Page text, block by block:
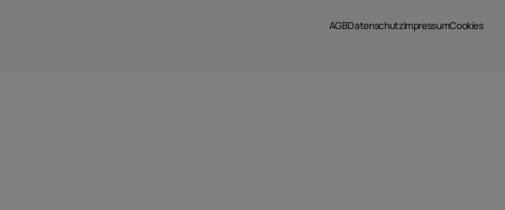
AGBDatenschutzImpressumCookies